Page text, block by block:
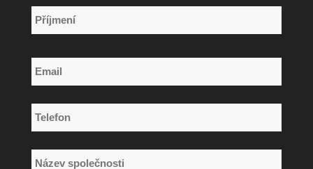
Jméno
Email
*
Telefon
*
Název